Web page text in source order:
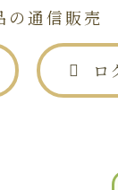
通信販売
ロ